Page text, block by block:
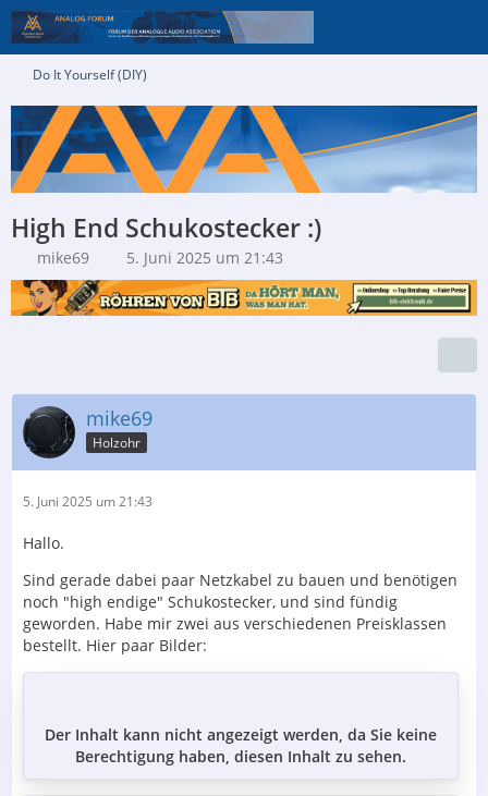
Do It Yourself (DIY)
High End Schukostecker :)
mike69 5. Juni 2025 um 21:43
mike69
Holzohr
5. Juni 2025 um 21:43
Hallo.
Sind gerade dabei paar Netzkabel zu bauen und benötigen
noch "high endige" Schukostecker, und sind fündig
geworden. Habe mir zwei aus verschiedenen Preisklassen
bestellt. Hier paar Bilder:
Der Inhalt kann nicht angezeigt werden, da Sie keine
Berechtigung haben, diesen Inhalt zu sehen.